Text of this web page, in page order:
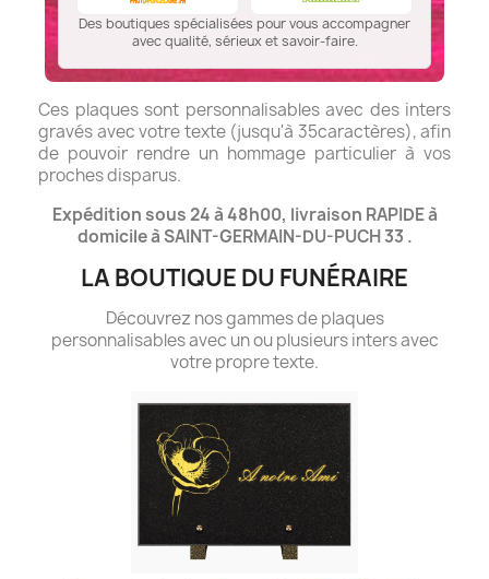
Des boutiques spécialisées pour vous accompagner
avec qualité, sérieux et savoir-faire.
Ces plaques sont personnalisables avec des inters
gravés avec votre texte (jusqu'à 35caractères), afin
de pouvoir rendre un hommage particulier à vos
proches disparus.
Expédition sous 24 à 48h00, livraison RAPIDE à
domicile à SAINT-GERMAIN-DU-PUCH 33 .
LA BOUTIQUE DU FUNÉRAIRE
Découvrez nos gammes de plaques
personnalisables avec un ou plusieurs inters avec
votre propre texte.